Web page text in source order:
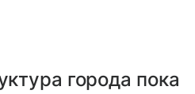
города пока